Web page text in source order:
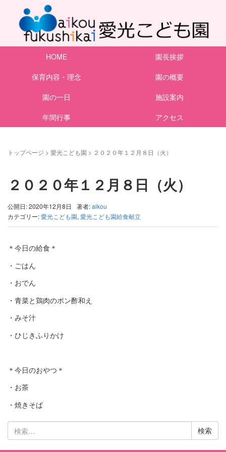
HOME
園長挨拶
保育内容・理念
園の概要
園の一日
施設案内
年間行事
アクセス
トップページ > 愛光こども園 > ２０２０年１２月８日（火）
２０２０年１２月８日（火）
公開日: 2020年12月8日 著者:aikou
カテゴリー:愛光こども園, 愛光こども園給食献立
＊今日の給食＊
・ごはん
・おでん
・青菜と鶏肉のポン酢和え
・みそ汁
・ひじきふりかけ
＊今日のおやつ＊
・お茶
・焼きそば
検
索: